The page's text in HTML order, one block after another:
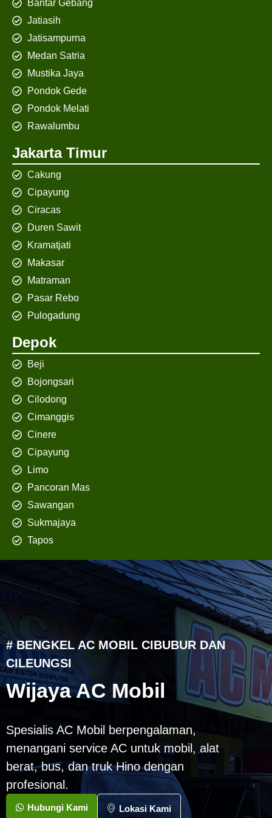
Bantar Gebang
Jatiasih
Jatisampurna
Medan Satria
Mustika Jaya
Pondok Gede
Pondok Melati
Rawalumbu
Jakarta Timur
Cakung
Cipayung
Ciracas
Duren Sawit
Kramatjati
Makasar
Matraman
Pasar Rebo
Pulogadung
Depok
Beji
Bojongsari
Cilodong
Cimanggis
Cinere
Cipayung
Limo
Pancoran Mas
Sawangan
Sukmajaya
Tapos
# BENGKEL AC MOBIL CIBUBUR DAN
CILEUNGSI
Wijaya AC Mobil
Spesialis AC Mobil berpengalaman,
menangani service AC untuk mobil, alat
berat, bus, dan truk Hino dengan
profesional.
Hubungi Kami Lokasi Kami